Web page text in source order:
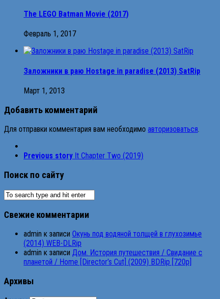
The LEGO Batman Movie (2017)
Февраль 1, 2017
Заложники в раю Hostage in paradise (2013) SatRip
Март 1, 2013
Добавить комментарий
Для отправки комментария вам необходимо авторизоваться.
Previous story It Chapter Two (2019)
Поиск по сайту
Свежие комментарии
admin к записи Окунь под водяной толщей в глухозимье
(2014) WEB-DLRip
admin к записи Дом. История путешествия / Свидание с
планетой / Home [Director’s Cut] (2009) BDRip [720p]
Архивы